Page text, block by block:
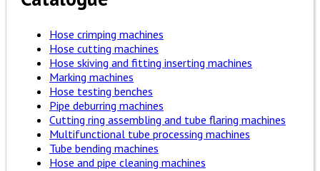
Hose crimping machines
Hose cutting machines
Hose skiving and fitting inserting machines
Marking machines
Hose testing benches
Pipe deburring machines
Cutting ring assembling and tube flaring machines
Multifunctional tube processing machines
Tube bending machines
Hose and pipe cleaning machines